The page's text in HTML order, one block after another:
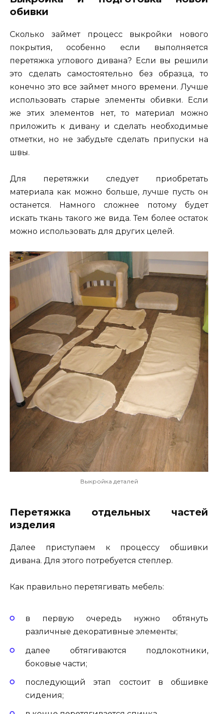
обивки
Сколько займет процесс выкройки нового
покрытия, особенно если выполняется
перетяжка углового дивана? Если вы решили
это сделать самостоятельно без образца, то
конечно это все займет много времени. Лучше
использовать старые элементы обивки. Если
же этих элементов нет, то материал можно
приложить к дивану и сделать необходимые
отметки, но не забудьте сделать припуски на
швы.
Для перетяжки следует приобретать
материала как можно больше, лучше пусть он
останется. Намного сложнее потому будет
искать ткань такого же вида. Тем более остаток
можно использовать для других целей.
Выкройка деталей
Перетяжка отдельных частей
изделия
Далее приступаем к процессу обшивки
дивана. Для этого потребуется степлер.
Как правильно перетягивать мебель:
в первую очередь нужно обтянуть
различные декоративные элементы;
далее обтягиваются подлокотники,
боковые части;
последующий этап состоит в обшивке
сидения;